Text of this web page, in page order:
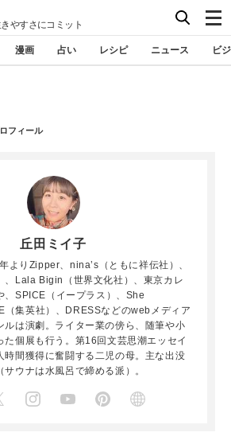
やすさにコミット
漫画 占い レシピ ニュース ビ
フィール
丘田ミイ子
よりZipper、nina’s（ともに祥伝社）、
、Lala Bigin（世界文化社）、東京カレ
、SPICE（イープラス）、She
（集英社）、DRESSなどのwebメディア
ルは演劇。ライター業の傍ら、随筆や小
た個展も行う。第16回文芸思潮エッセイ
時間獲得に奮闘する二児の母。主な出没
ウナは水風呂で締める派）。